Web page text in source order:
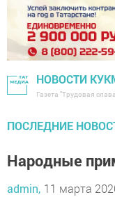
НОВОСТИ
Газета "Трудовая
ПОСЛЕДНИЕ
Народные
admin, 11 марта